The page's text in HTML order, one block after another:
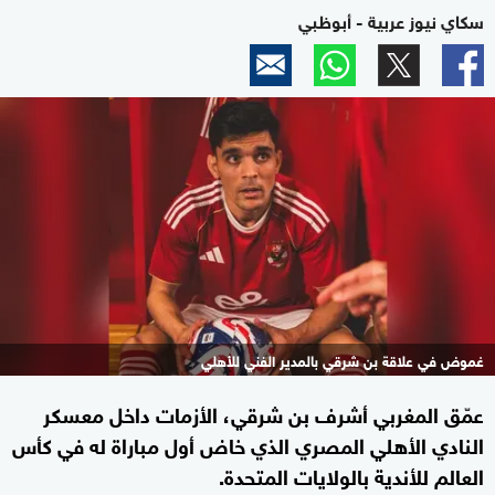
سكاي نيوز عربية - أبوظبي
غموض في علاقة بن شرقي بالمدير الفني للأهلي
عمّق المغربي أشرف بن شرقي، الأزمات داخل معسكر
النادي الأهلي المصري الذي خاض أول مباراة له في كأس
العالم للأندية بالولايات المتحدة.